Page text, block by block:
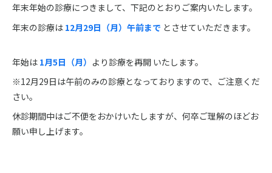
年末年始の診療につきまして、下記のとおりご案内いたします。
年末の診療は 12月29日（月）午前まで とさせていただきます。
年始は 1月5日（月） より診療を再開 いたします。
※12月29日は午前のみの診療となっておりますので、ご注意くだ
さい。
休診期間中はご不便をおかけいたしますが、何卒ご理解のほどお
願い申し上げます。